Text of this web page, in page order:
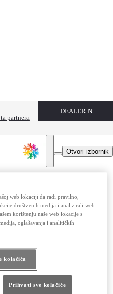
partnera
DEALER NAME
Otvori izbornik
web lokaciji da radi pravilno,
društvenih medija i analizirali web
korištenju naše web lokacije s
oglašavanja i analitičkih
kolačića
Prihvati sve kolačiće